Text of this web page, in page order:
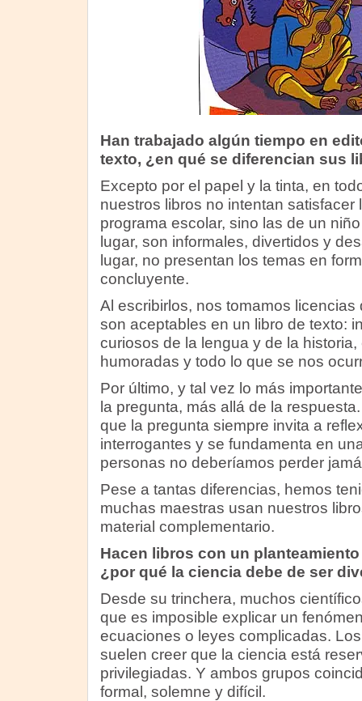
Han trabajado algún tiempo en
texto, ¿en qué se diferencian sus
Excepto por el papel y la tinta, en
nuestros libros no intentan
programa escolar, sino las de un
lugar, son informales, divertidos y
lugar, no presentan los temas en
concluyente.
Al escribirlos, nos tomamos licencias
son aceptables en un libro de texto:
curiosos de la lengua y de la
humoradas y todo lo que se nos
Por último, y tal vez lo más
la pregunta, más allá de la
que la pregunta siempre invita a
interrogantes y se fundamenta en
personas no deberíamos perder
Pese a tantas diferencias, hemos
muchas maestras usan nuestros
material complementario.
Hacen libros con un
¿por qué la ciencia debe de ser
Desde su trinchera, muchos
que es imposible explicar un
ecuaciones o leyes complicadas.
suelen creer que la ciencia está
privilegiadas. Y ambos grupos
formal, solemne y difícil.